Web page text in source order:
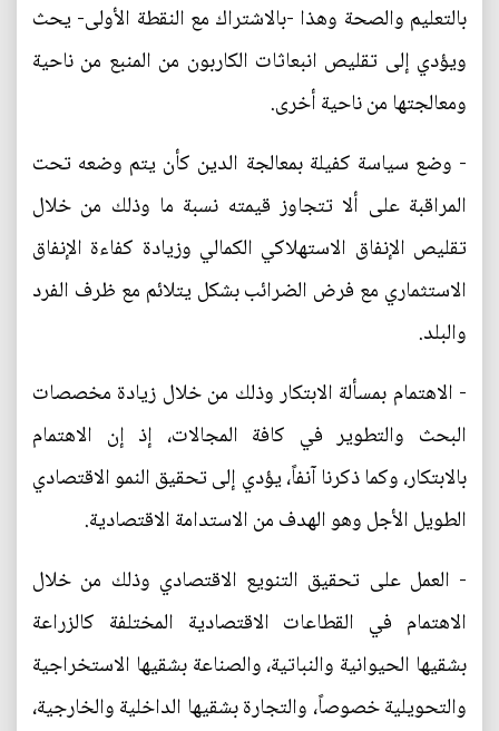
بالتعليم والصحة وهذا -بالاشتراك مع النقطة الأولى- يحث
ويؤدي إلى تقليص انبعاثات الكاربون من المنبع من ناحية
ومعالجتها من ناحية أخرى.
- وضع سياسة كفيلة بمعالجة الدين كأن يتم وضعه تحت
المراقبة على ألا تتجاوز قيمته نسبة ما وذلك من خلال
تقليص الإنفاق الاستهلاكي الكمالي وزيادة كفاءة الإنفاق
الاستثماري مع فرض الضرائب بشكل يتلائم مع ظرف الفرد
والبلد.
- الاهتمام بمسألة الابتكار وذلك من خلال زيادة مخصصات
البحث والتطوير في كافة المجالات، إذ إن الاهتمام
بالابتكار، وكما ذكرنا آنفاً، يؤدي إلى تحقيق النمو الاقتصادي
الطويل الأجل وهو الهدف من الاستدامة الاقتصادية.
- العمل على تحقيق التنويع الاقتصادي وذلك من خلال
الاهتمام في القطاعات الاقتصادية المختلفة كالزراعة
بشقيها الحيوانية والنباتية، والصناعة بشقيها الاستخراجية
والتحويلية خصوصاً، والتجارة بشقيها الداخلية والخارجية،